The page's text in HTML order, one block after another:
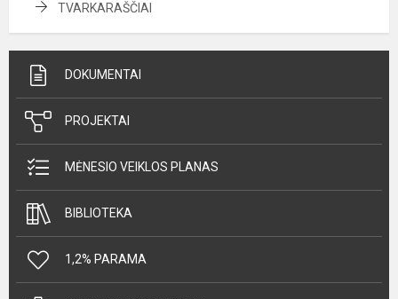
TVARKARAŠČIAI
DOKUMENTAI
PROJEKTAI
MĖNESIO VEIKLOS PLANAS
BIBLIOTEKA
1,2% PARAMA